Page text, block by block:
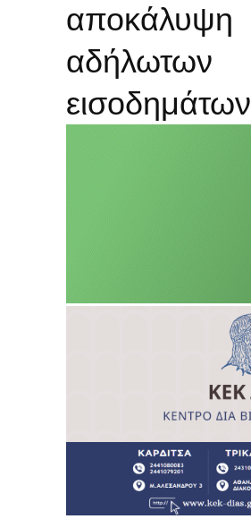
αποκάλυψη
αδήλωτων
εισοδημάτων